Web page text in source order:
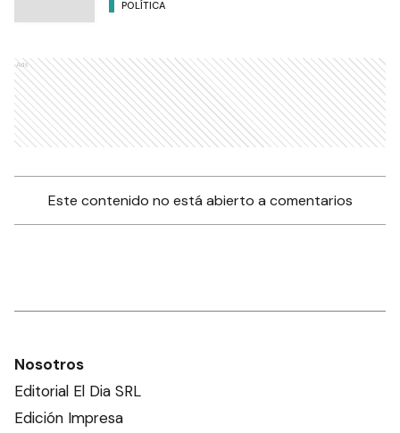
POLÍTICA
Ads
Este contenido no está abierto a comentarios
Nosotros
Editorial El Dia SRL
Edición Impresa